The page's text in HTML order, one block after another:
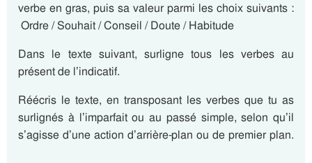
verbe en gras, puis sa valeur parmi les choix suivants :
Ordre / Souhait / Conseil / Doute / Habitude
Dans le texte suivant, surligne tous les verbes au
présent de l’indicatif.
Réécris le texte, en transposant les verbes que tu as
surlignés à l’imparfait ou au passé simple, selon qu’il
s’agisse d’une action d’arrière-plan ou de premier plan.